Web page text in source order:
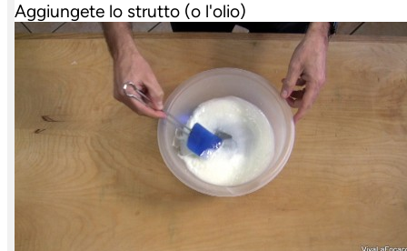
Aggiungete lo strutto (o l'olio)